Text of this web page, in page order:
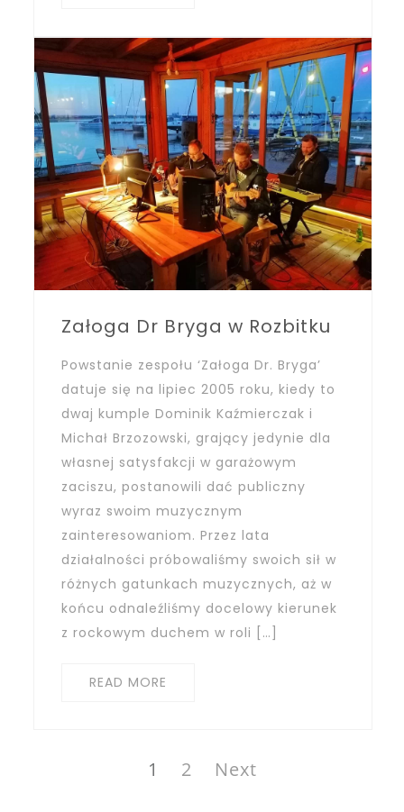
Załoga Dr Bryga w Rozbitku
Powstanie zespołu ‘Załoga Dr. Bryga’
datuje się na lipiec 2005 roku, kiedy to
dwaj kumple Dominik Kaźmierczak i
Michał Brzozowski, grający jedynie dla
własnej satysfakcji w garażowym
zaciszu, postanowili dać publiczny
wyraz swoim muzycznym
zainteresowaniom. Przez lata
działalności próbowaliśmy swoich sił w
różnych gatunkach muzycznych, aż w
końcu odnaleźliśmy docelowy kierunek
z rockowym duchem w roli […]
READ MORE
Page
1 Page
2 Next